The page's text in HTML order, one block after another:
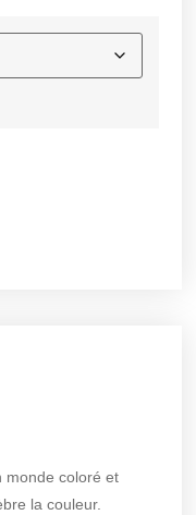
monde coloré et
la couleur.